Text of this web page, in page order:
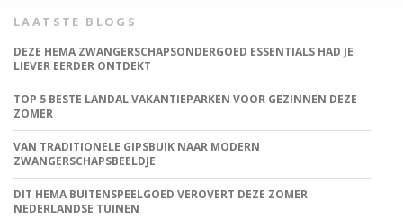
LAATSTE BLOGS
DEZE HEMA ZWANGERSCHAPSONDERGOED ESSENTIALS HAD JE
LIEVER EERDER ONTDEKT
TOP 5 BESTE LANDAL VAKANTIEPARKEN VOOR GEZINNEN DEZE
ZOMER
VAN TRADITIONELE GIPSBUIK NAAR MODERN
ZWANGERSCHAPSBEELDJE
DIT HEMA BUITENSPEELGOED VEROVERT DEZE ZOMER
NEDERLANDSE TUINEN